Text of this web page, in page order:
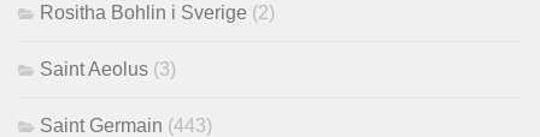
Rositha Bohlin i Sverige (2)
Saint Aeolus (3)
Saint Germain (443)